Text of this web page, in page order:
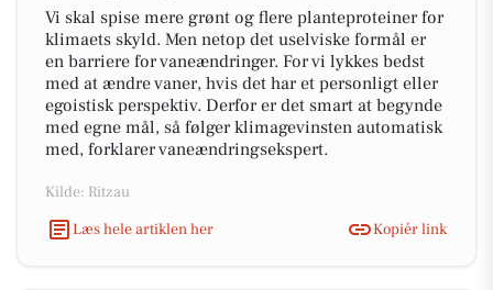
Vi skal spise mere grønt og flere planteproteiner for
klimaets skyld. Men netop det uselviske formål er
en barriere for vaneændringer. For vi lykkes bedst
med at ændre vaner, hvis det har et personligt eller
egoistisk perspektiv. Derfor er det smart at begynde
med egne mål, så følger klimagevinsten automatisk
med, forklarer vaneændringsekspert.
Kilde: Ritzau
Læs hele artiklen her
Kopiér link